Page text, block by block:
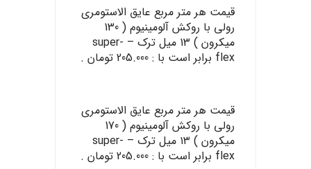
قیمت هر متر مربع عایق الاستومری
رولی با روکش آلومینیوم ( 130
میکرون ) 13 میل ترک – super-
flex برابر است با : 205.000 تومان .
قیمت هر متر مربع عایق الاستومری
رولی با روکش آلومینیوم ( 170
میکرون ) ۱۳ میل ترک – super-
flex برابر است با : 205.000 تومان .